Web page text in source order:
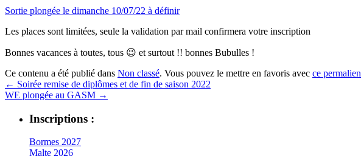
Sortie plongée le dimanche 10/07/22 à définir
Les places sont limitées, seule la validation par mail confirmera votre inscription
Bonnes vacances à toutes, tous 😉 et surtout !! bonnes Bubulles !
Ce contenu a été publié dans Non classé. Vous pouvez le mettre en favoris avec ce permalien
← Soirée remise de diplômes et de fin de saison 2022
WE plongée au GASM →
Inscriptions :
Bormes 2027
Malte 2026